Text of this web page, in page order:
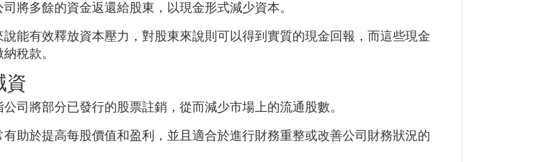
將多餘的資金返還給股東，以現金形式減少資本。
說能有效釋放資本壓力，對股東來說則可以得到實質的現金回報，而這些現金
稅款。
資
公司將部分已發行的股票註銷，從而減少市場上的流通股數。
有助於提高每股價值和盈利，並且適合於進行財務重整或改善公司財務狀況的